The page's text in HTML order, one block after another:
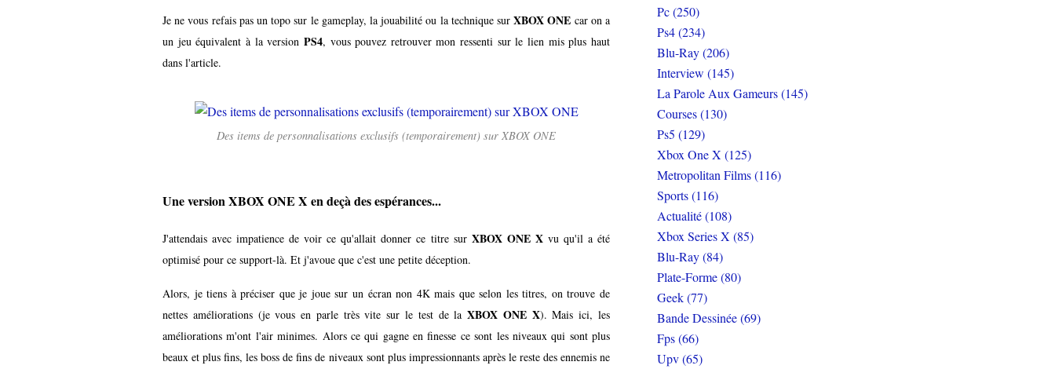
Je ne vous refais pas un topo sur le gameplay, la jouabilité ou la technique surXBOX ONE car on a
un jeu équivalent à la version PS4, vous pouvez retrouver mon ressenti sur le lien mis plus haut
dans l'article.
Des items de personnalisations exclusifs (temporairement) sur XBOX ONE
Une version XBOX ONE X en deçà des espérances...
J'attendais avec impatience de voir ce qu'allait donner ce titre sur XBOX ONE X vu qu'il a été
optimisé pour ce support-là. Et j'avoue que c'est une petite déception.
Alors, je tiens à préciser que je joue sur un écran non 4K mais que selon les titres, on trouve de
nettes améliorations (je vous en parle très vite sur le test de laXBOX ONE X). Mais ici, les
améliorations m'ont l'air minimes. Alors ce qui gagne en finesse ce sont les niveaux qui sont plus
beaux et plus fins, les boss de fins de niveaux sont plus impressionnants après le reste des ennemis ne
Pc (250)
Ps4 (234)
Blu-Ray (206)
Interview (145)
La Parole Aux Gameurs (145)
Courses (130)
Ps5 (129)
Xbox One X (125)
Metropolitan Films (116)
Sports (116)
Actualité (108)
Xbox Series X (85)
Blu-Ray (84)
Plate-Forme (80)
Geek (77)
Bande Dessinée (69)
Fps (66)
Upv (65)